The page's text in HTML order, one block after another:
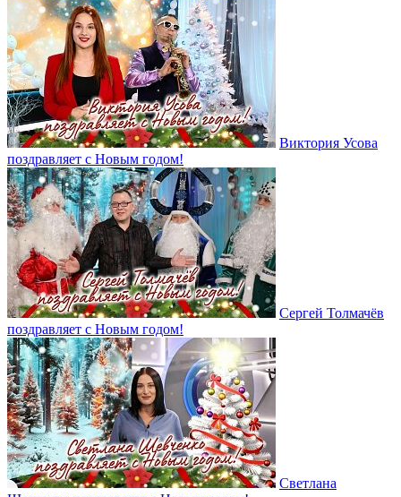
Виктория Усова
поздравляет с Новым годом!
Сергей Толмачёв
поздравляет с Новым годом!
Светлана